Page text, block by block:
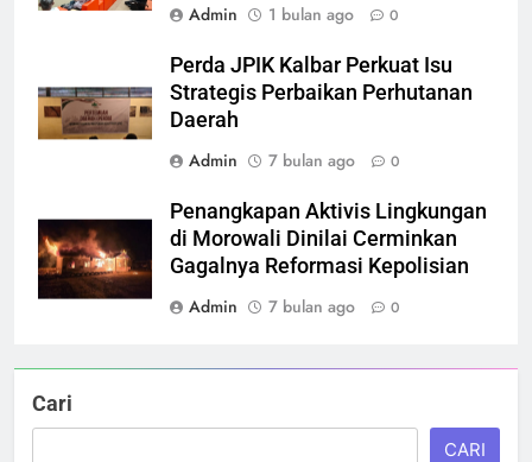
Admin
1 bulan ago 0
Perda JPIK Kalbar Perkuat Isu
Strategis Perbaikan Perhutanan
Daerah
Admin
7 bulan ago 0
Penangkapan Aktivis Lingkungan
di Morowali Dinilai Cerminkan
Gagalnya Reformasi Kepolisian
Admin
7 bulan ago 0
Cari
CARI